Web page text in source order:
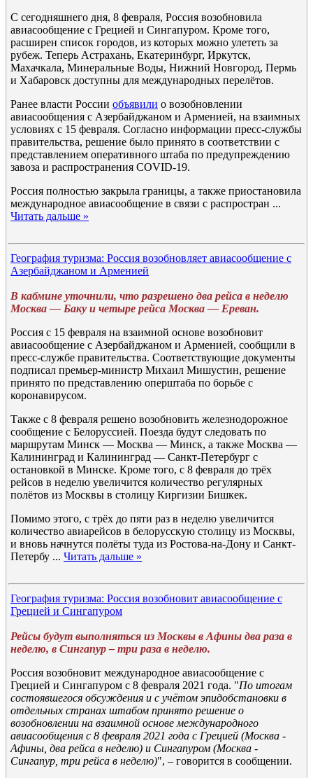
С сегодняшнего дня, 8 февраля, Россия возобновила
авиасообщение с Грецией и Сингапуром. Кроме того,
расширен список городов, из которых можно улететь за
рубеж. Теперь Астрахань, Екатеринбург, Иркутск,
Махачкала, Минеральные Воды, Нижний Новгород, Пермь
и Хабаровск доступны для международных перелётов.
Ранее власти России объявили о возобновлении
авиасообщения с Азербайджаном и Арменией, на взаимных
условиях с 15 февраля. Согласно информации пресс-службы
правительства, решение было принято в соответствии с
представлением оперативного штаба по предупреждению
завоза и распространения COVID-19.
Россия полностью закрыла границы, а также приостановила
международное авиасообщение в связи с распростран ...
Читать дальше »
География туризма: Россия возобновляет авиасообщение с
Азербайджаном и Арменией
В кабмине уточнили, что разрешено два рейса в неделю
Москва — Баку и четыре рейса Москва — Ереван.
Россия с 15 февраля на взаимной основе возобновит
авиасообщение с Азербайджаном и Арменией, сообщили в
пресс-службе правительства. Соответствующие документы
подписал премьер-министр Михаил Мишустин, решение
принято по представлению оперштаба по борьбе с
коронавирусом.
Также с 8 февраля решено возобновить железнодорожное
сообщение с Белоруссией. Поезда будут следовать по
маршрутам Минск — Москва — Минск, а также Москва —
Калининград и Калининград — Санкт-Петербург с
остановкой в Минске. Кроме того, с 8 февраля до трёх
рейсов в неделю увеличится количество регулярных
полётов из Москвы в столицу Киргизии Бишкек.
Помимо этого, с трёх до пяти раз в неделю увеличится
количество авиарейсов в белорусскую столицу из Москвы,
и вновь начнутся полёты туда из Ростова-на-Дону и Санкт-
Петербу ... Читать дальше »
География туризма: Россия возобновит авиасообщение с
Грецией и Сингапуром
Рейсы будут выполняться из Москвы в Афины два раза в
неделю, в Сингапур – три раза в неделю.
Россия возобновит международное авиасообщение с
Грецией и Сингапуром с 8 февраля 2021 года. "По итогам
состоявшегося обсуждения и с учётом эпидобстановки в
отдельных странах штабом принято решение о
возобновлении на взаимной основе международного
авиасообщения с 8 февраля 2021 года с Грецией (Москва -
Афины, два рейса в неделю) и Сингапуром (Москва -
Сингапур, три рейса в неделю)", – говорится в сообщении.